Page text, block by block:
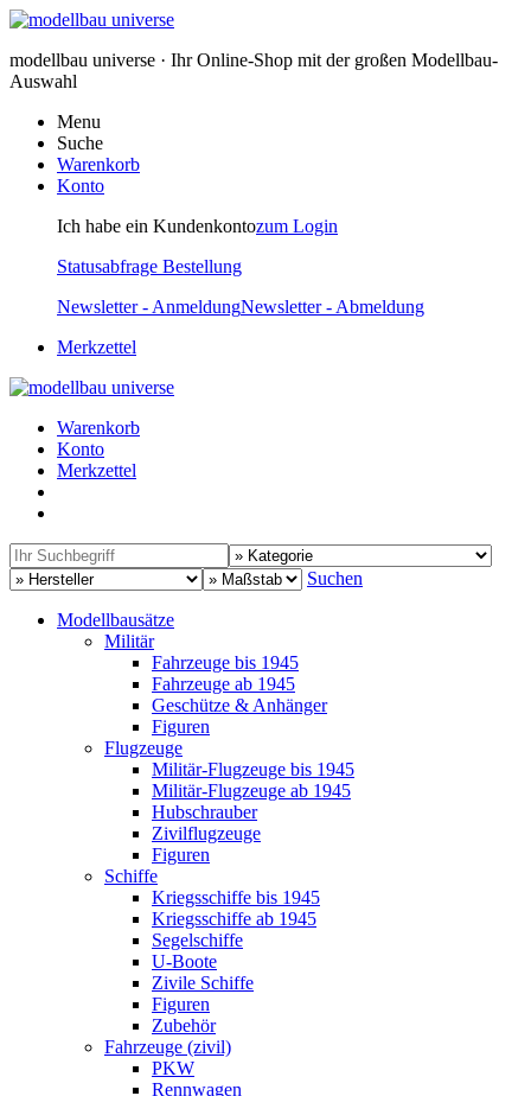
modellbau universe · Ihr Online-Shop mit der großen Modellbau-
Auswahl
Menu
Suche
Warenkorb
Konto
Ich habe ein Kundenkontozum Login
Statusabfrage Bestellung
Newsletter - AnmeldungNewsletter - Abmeldung
Merkzettel
Warenkorb
Konto
Merkzettel
Suchen
Modellbausätze
Militär
Fahrzeuge bis 1945
Fahrzeuge ab 1945
Geschütze & Anhänger
Figuren
Flugzeuge
Militär-Flugzeuge bis 1945
Militär-Flugzeuge ab 1945
Hubschrauber
Zivilflugzeuge
Figuren
Schiffe
Kriegsschiffe bis 1945
Kriegsschiffe ab 1945
Segelschiffe
U-Boote
Zivile Schiffe
Figuren
Zubehör
Fahrzeuge (zivil)
PKW
Rennwagen